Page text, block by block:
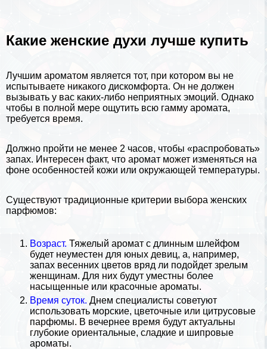
Какие женские духи лучше купить
Лучшим ароматом является тот, при котором вы не
испытываете никакого дискомфорта. Он не должен
вызывать у вас каких-либо неприятных эмоций. Однако
чтобы в полной мере ощутить всю гамму аромата,
требуется время.
Должно пройти не менее 2 часов, чтобы «распробовать»
запах. Интересен факт, что аромат может изменяться на
фоне особенностей кожи или окружающей температуры.
Существуют традиционные критерии выбора женских
парфюмов:
Возраст. Тяжелый аромат с длинным шлейфом
будет неуместен для юных дeвиц, а, например,
запах весенних цветов вряд ли подойдет зрелым
женщинам. Для них будут уместны более
насыщенные или красочные ароматы.
Время суток. Днем специалисты советуют
использовать морские, цветочные или цитрусовые
парфюмы. В вечернее время будут актуальны
глубокие ориентальные, сладкие и шипровые
ароматы.